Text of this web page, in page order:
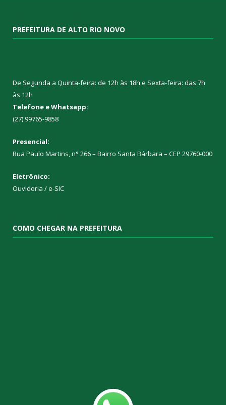
PREFEITURA DE ALTO RIO NOVO
De Segunda a Quinta-feira: de 12h às 18h e Sexta-feira: das 7h
às 12h
Telefone e Whatsapp:
(27) 99765-9858
Presencial:
Rua Paulo Martins, n° 266 – Bairro Santa Bárbara – CEP 29760-000
Eletrônico:
Ouvidoria /e-SIC
COMO CHEGAR NA PREFEITURA